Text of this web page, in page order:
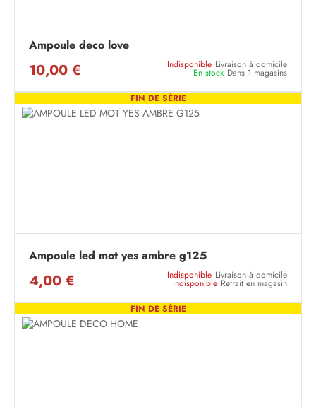
Ampoule deco love
10,00 € Indisponible Livraison à domicile
En stock Dans 1 magasins
FIN DE SÉRIE
Ampoule led mot yes ambre g125
4,00 € Indisponible Livraison à domicile
Indisponible Retrait en magasin
FIN DE SÉRIE